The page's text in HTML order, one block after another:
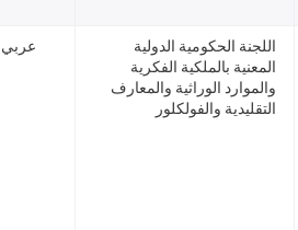
عربي
اللجنة الحكومية الدولية
المعنية بالملكية الفكرية
والموارد الوراثية والمعارف
التقليدية والفولكلور